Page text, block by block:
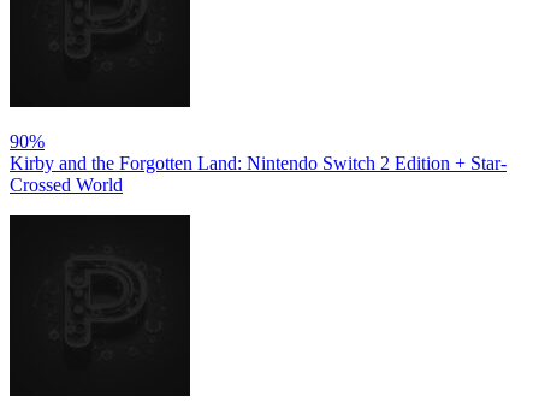
90%
Kirby and the Forgotten Land: Nintendo Switch 2 Edition + Star-
Crossed World